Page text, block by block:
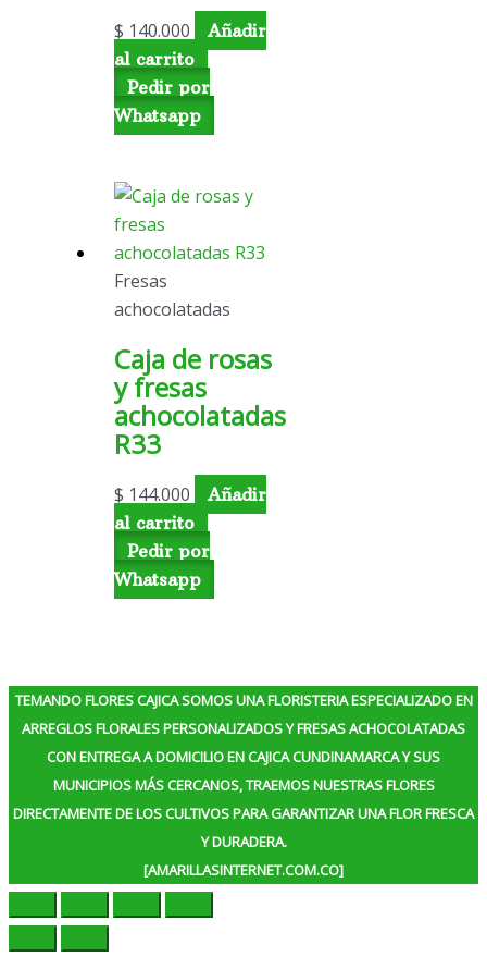
$ 140.000
Añadir
al carrito
Pedir por
Whatsapp
Fresas
achocolatadas
Caja de rosas
y fresas
achocolatadas
R33
$ 144.000
Añadir
al carrito
Pedir por
Whatsapp
TEMANDO FLORES CAJICA SOMOS UNA FLORISTERIA ESPECIALIZADO EN
ARREGLOS FLORALES PERSONALIZADOS Y FRESAS ACHOCOLATADAS
CON ENTREGA A DOMICILIO EN CAJICA CUNDINAMARCA Y SUS
MUNICIPIOS MÁS CERCANOS, TRAEMOS NUESTRAS FLORES
DIRECTAMENTE DE LOS CULTIVOS PARA GARANTIZAR UNA FLOR FRESCA
Y DURADERA.
[AMARILLASINTERNET.COM.CO]